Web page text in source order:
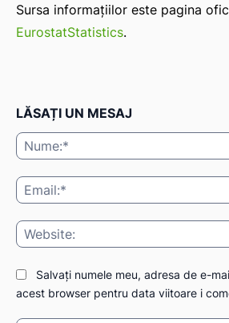
Sursa informațiilor este pagina
EurostatStatistics.
LĂSAȚI UN MESAJ
Salvați numele meu, adresa de e-
acest browser pentru data viitoare i